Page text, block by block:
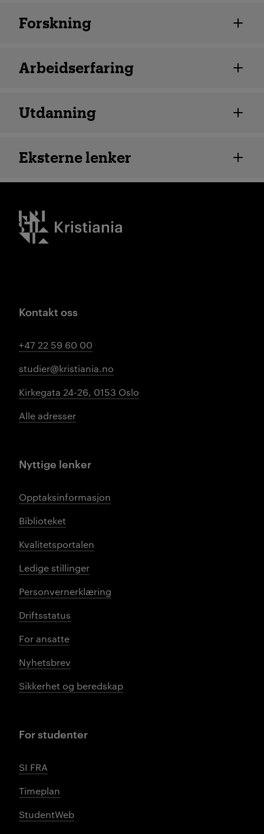
Ansatte detaljer
Forskning
Arbeidserfaring
Utdanning
Eksterne lenker
Kristiania logo
Kontakt oss
+47 22 59 60 00
studier@kristiania.no
Kirkegata 24-26, 0153 Oslo
Alle adresser
Nyttige lenker
Opptaksinformasjon
Biblioteket
Kvalitetsportalen
Ledige stillinger
Personvernerklæring
Driftsstatus
For ansatte
Nyhetsbrev
Sikkerhet og beredskap
For studenter
SI FRA
Timeplan
StudentWeb